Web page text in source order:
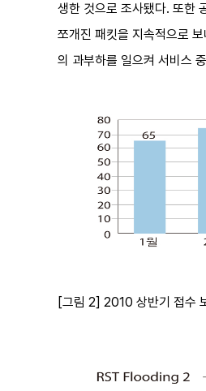
생한 것으로 조사됐다. 또한
쪼개진 패킷을 지속적으로
의 과부하를 일으켜 서비스
[그림 2] 2010 상반기 접수